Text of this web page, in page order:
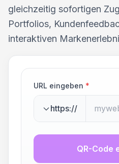
gleichzeitig sofortigen
Portfolios,
interaktiven
URL eingeben *
https://
QR-Code